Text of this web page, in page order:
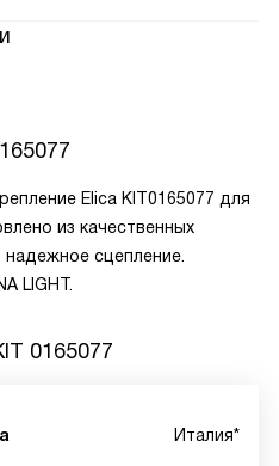
Elica KIT0165077 для
из качественных
сцепление.
LIGHT.
0165077
Италия*